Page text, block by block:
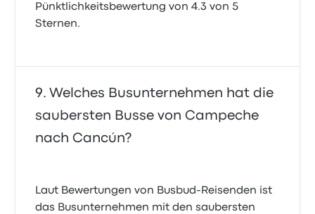
Pünktlichkeitsbewertung von 4.3 von 5
Sternen.
Welches Busunternehmen hat die
saubersten Busse von Campeche
nach Cancún?
Laut Bewertungen von Busbud-Reisenden ist
das Busunternehmen mit den saubersten